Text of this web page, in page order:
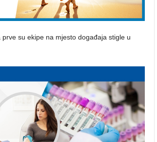
su ekipe na mjesto događaja stigle u